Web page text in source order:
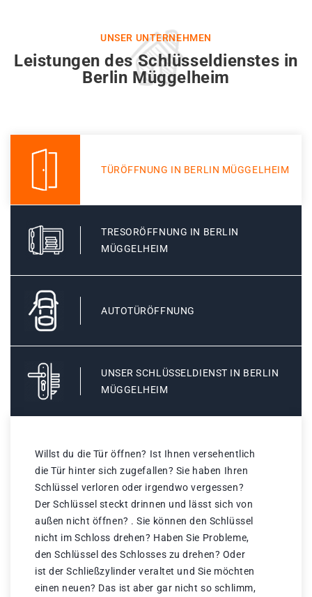
UNSER UNTERNEHMEN
Leistungen des Schlüsseldienstes in
Berlin Müggelheim
TÜRÖFFNUNG IN BERLIN MÜGGELHEIM
TRESORÖFFNUNG IN BERLIN
MÜGGELHEIM
AUTOTÜRÖFFNUNG
UNSER SCHLÜSSELDIENST IN BERLIN
MÜGGELHEIM
Willst du die Tür öffnen? Ist Ihnen versehentlich
die Tür hinter sich zugefallen? Sie haben Ihren
Schlüssel verloren oder irgendwo vergessen?
Der Schlüssel steckt drinnen und lässt sich von
außen nicht öffnen? . Sie können den Schlüssel
nicht im Schloss drehen? Haben Sie Probleme,
den Schlüssel des Schlosses zu drehen? Oder
ist der Schließzylinder veraltet und Sie möchten
einen neuen? Das ist aber gar nicht so schlimm,